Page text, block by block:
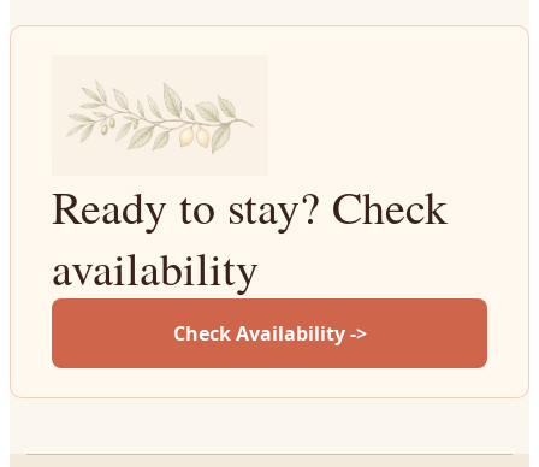
Ready to stay? Check
availability
Check Availability ->